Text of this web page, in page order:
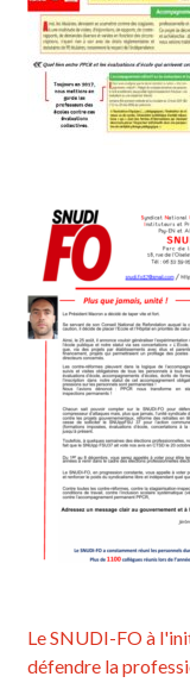
Le SNUDI-FO à
défendre la